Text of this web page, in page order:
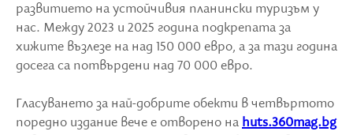
развитието на устойчивия планински туризъм у
нас. Между 2023 и 2025 година подкрепата за
хижите възлезе на над 150 000 евро, а за тази година
досега са потвърдени над 70 000 евро.
Гласуването за най-добрите обекти в четвъртото
поредно издание вече е отворено на huts.360mag.bg